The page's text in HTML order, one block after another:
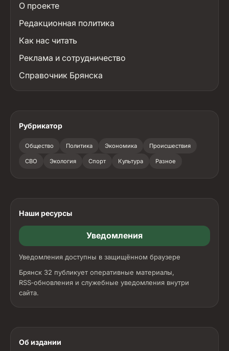
О проекте
Редакционная политика
Как нас читать
Реклама и сотрудничество
Справочник Брянска
Рубрикатор
Общество Политика Экономика Происшествия
СВО Экология Спорт Культура Разное
Наши ресурсы
Уведомления
Уведомления доступны в защищённом браузере
Брянск 32 публикует оперативные материалы,
RSS‑обновления и служебные уведомления внутри
сайта.
Об издании